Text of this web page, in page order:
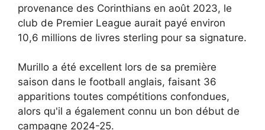
provenance des Corinthians en août 2023, le
club de Premier League aurait payé environ
10,6 millions de livres sterling pour sa signature.
Murillo a été excellent lors de sa première
saison dans le football anglais, faisant 36
apparitions toutes compétitions confondues,
alors qu'il a également connu un bon début de
campagne 2024-25.